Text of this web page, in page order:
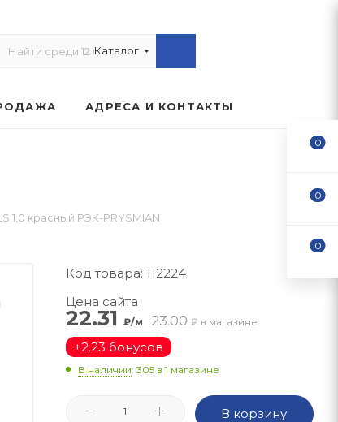
Каталог
АДРЕСА И КОНТАКТЫ
1,0 красный РЭК-PRYSMIAN
Код товара: 112224
Цена сайта
22.31 ₽/м 23.00 ₽ в магазине
+2.23 бонусов
В наличии: 305 в 1 магазине
В корзину
0
0
0